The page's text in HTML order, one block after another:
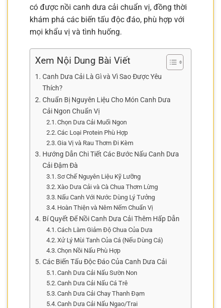
có được nồi canh dưa cải chuẩn vị, đồng thời
khám phá các biến tấu độc đáo, phù hợp với
mọi khẩu vị và tình huống.
Xem Nội Dung Bài Viết
Canh Dưa Cải Là Gì và Vì Sao Được Yêu
Thích?
Chuẩn Bị Nguyên Liệu Cho Món Canh Dưa
Cải Ngon Chuẩn Vị
Chọn Dưa Cải Muối Ngon
Các Loại Protein Phù Hợp
Gia Vị và Rau Thơm Đi Kèm
Hướng Dẫn Chi Tiết Các Bước Nấu Canh Dưa
Cải Đậm Đà
Sơ Chế Nguyên Liệu Kỹ Lưỡng
Xào Dưa Cải và Cà Chua Thơm Lừng
Nấu Canh Với Nước Dùng Lý Tưởng
Hoàn Thiện và Nêm Nếm Chuẩn Vị
Bí Quyết Để Nồi Canh Dưa Cải Thêm Hấp Dẫn
Cách Làm Giảm Độ Chua Của Dưa
Xử Lý Mùi Tanh Của Cá (Nếu Dùng Cá)
Chọn Nồi Nấu Phù Hợp
Các Biến Tấu Độc Đáo Của Canh Dưa Cải
Canh Dưa Cải Nấu Sườn Non
Canh Dưa Cải Nấu Cá Trê
Canh Dưa Cải Chay Thanh Đạm
Canh Dưa Cải Nấu Ngao/Trai